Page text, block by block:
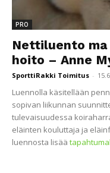
PRO
Nettiluento ma
hoito – Anne
SporttiRakki Toimitus -
Luennolla käsitellään
sopivan liikunnan
tulevaisuudessa
eläinten kouluttaja ja
luennosta lisää